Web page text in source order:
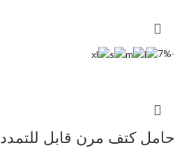
-7%
حامل كتف مرن قابل للتمدد S/M/L/XL